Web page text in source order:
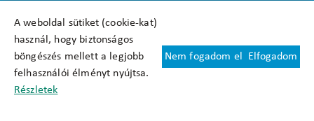
A weboldal sütiket (cookie-kat)
használ, hogy biztonságos
böngészés mellett a legjobb
felhasználói élményt nyújtsa.
Részletek
Nem fogadom el Elfogadom
Felhasználási feltételek